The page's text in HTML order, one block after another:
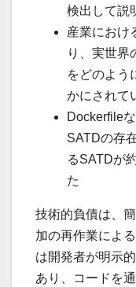
検出して説
産業におけ
り、実世界
をどのよう
かにされて
Dockerfile
SATDの存
るSATDが
た
技術的負債は、
加の再作業によ
は開発者が明示
あり、コードを